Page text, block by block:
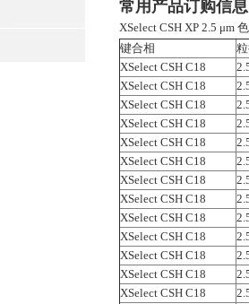
常用产品订购信
XSelect CSH XP 2.5 μm
键合相
XSelect CSH C18
XSelect CSH C18
XSelect CSH C18
XSelect CSH C18
XSelect CSH C18
XSelect CSH C18
XSelect CSH C18
XSelect CSH C18
XSelect CSH C18
XSelect CSH C18
XSelect CSH C18
XSelect CSH C18
XSelect CSH C18